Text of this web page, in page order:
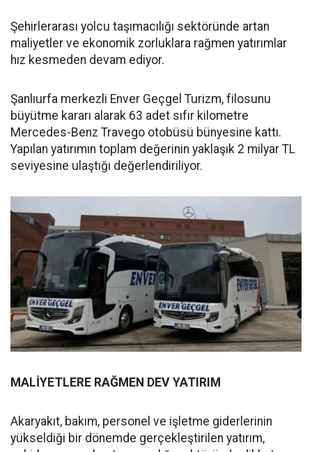
Şehirlerarası yolcu taşımacılığı sektöründe artan
maliyetler ve ekonomik zorluklara rağmen yatırımlar
hız kesmeden devam ediyor.
Şanlıurfa merkezli Enver Geçgel Turizm, filosunu
büyütme kararı alarak 63 adet sıfır kilometre
Mercedes-Benz Travego otobüsü bünyesine kattı.
Yapılan yatırımın toplam değerinin yaklaşık 2 milyar TL
seviyesine ulaştığı değerlendiriliyor.
MALİYETLERE RAĞMEN DEV YATIRIM
Akaryakıt, bakım, personel ve işletme giderlerinin
yükseldiği bir dönemde gerçekleştirilen yatırım,